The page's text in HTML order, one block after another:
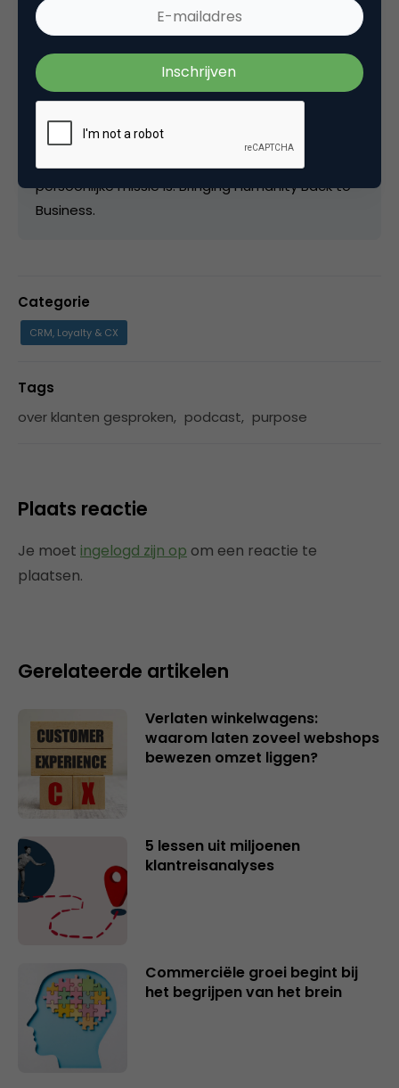
te geven over klantbeleving en klantgerichtheid.
Daarnaast is Sydney host van de Over Klanten
Gesproken podcast waarin hij in gesprek gaat
met andere experts op het gebied van
Stichting CX Circle, dé community voor customer
persoonlijke missie is: Bringing Humanity Back to
Business.
Categorie
CRM, Loyalty & CX
Tags
over klanten gesproken, podcast, purpose
Plaats reactie
Je moet ingelogd zijn op om een reactie te
plaatsen.
Gerelateerde artikelen
Verlaten winkelwagens:
waarom laten zoveel webshops
bewezen omzet liggen?
5 lessen uit miljoenen
klantreisanalyses
Commerciële groei begint bij
het begrijpen van het brein